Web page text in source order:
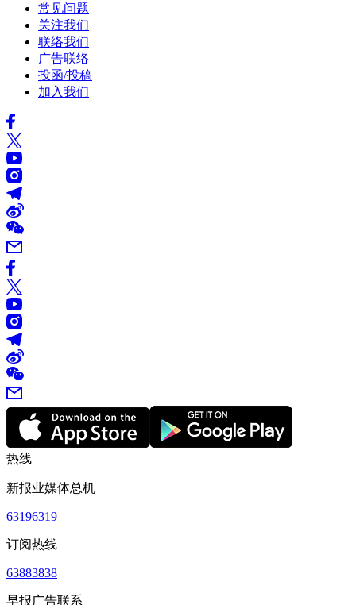
常见问题
关注我们
联络我们
广告联络
投函/投稿
加入我们
热线
新报业媒体总机
63196319
订阅热线
63883838
早报广告联系